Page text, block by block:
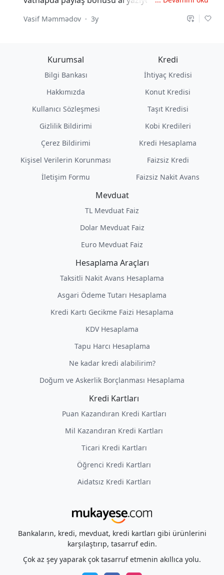
anladım ki dolandırıcılar hər halda bendə o üzdən
Googlede sizin bankanın ismini yazdım görüyüm ki
Vasif Məmmədov · 3y
Kurumsal
Bilgi Bankası
Hakkımızda
Kullanıcı Sözleşmesi
Gizlilik Bildirimi
Çerez Bildirimi
Kişisel Verilerin Korunması
İletişim Formu
Kredi
İhtiyaç Kredisi
Konut Kredisi
Taşıt Kredisi
Kobi Kredileri
Kredi Hesaplama
Faizsiz Kredi
Faizsiz Nakit Avans
Mevduat
TL Mevduat Faiz
Dolar Mevduat Faiz
Euro Mevduat Faiz
Hesaplama Araçları
Taksitli Nakit Avans Hesaplama
Asgari Ödeme Tutarı Hesaplama
Kredi Kartı Gecikme Faizi Hesaplama
KDV Hesaplama
Tapu Harcı Hesaplama
Ne kadar kredi alabilirim?
Doğum ve Askerlik Borçlanması Hesaplama
Kredi Kartları
Puan Kazandıran Kredi Kartları
Mil Kazandıran Kredi Kartları
Ticari Kredi Kartları
Öğrenci Kredi Kartları
Aidatsız Kredi Kartları
Bankaların, kredi, mevduat, kredi kartları gibi ürünlerini
karşılaştırıp, tasarruf edin.
Çok az şey yaparak çok tasarruf etmenin akıllıca yolu.